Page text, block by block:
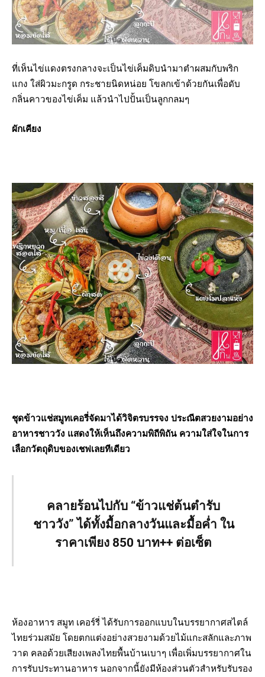
ที่เห็นไข่แดงตรงกลางจะเป็นไข่เค็มดิบนำมาตำผสมกับพริก
แกง ใส่ผิวมะกรูด กระชายนิดหน่อย โขลกเข้าด้วยกันเพื่อดับ
กลิ่นคาวของไข่เค็ม แล้วนำไปปั้นเป็นลูกกลมๆ
ผักเคียง
ชุดข้าวแช่สมูทเคอรี่จัดมาได้วิจิตรบรรจง ประณีตสวยงามอย่าง
อาหารชาววัง แสดงให้เห็นถึงความพิถีพิถัน ความใส่ใจในการ
เลือกวัตถุดิบของเชฟเลยทีเดียว
คลายร้อนไปกับ “ข้าวแช่ต้นตำรับ
ชาววัง” ได้ทั้งมื้อกลางวันและมื้อค่ำ ใน
ราคาเพียง 850 บาท++ ต่อเซ็ต
ห้องอาหาร สมูท เคอร์รี่ ได้รับการออกแบบในบรรยากาศสไตล์
ไทยร่วมสมัย โดยตกแต่งอย่างสวยงามด้วยไม้แกะสลักและภาพ
วาด คลอด้วยเสียงเพลงไทยพื้นบ้านเบาๆ เพื่อเพิ่มบรรยากาศใน
การรับประทานอาหาร นอกจากนี้ยังมีห้องส่วนตัวสำหรับรับรอง